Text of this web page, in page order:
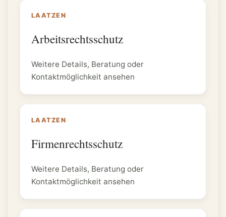
LAATZEN
Arbeitsrechtsschutz
Weitere Details, Beratung oder
Kontaktmöglichkeit ansehen
LAATZEN
Firmenrechtsschutz
Weitere Details, Beratung oder
Kontaktmöglichkeit ansehen